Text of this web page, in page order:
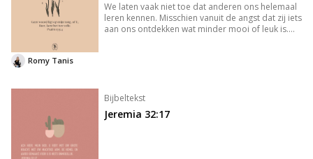
We laten vaak niet toe dat anderen ons helemaal
leren kennen. Misschien vanuit de angst dat zij iets
aan ons ontdekken wat minder mooi of leuk is.
Romy Tanis
Bijbeltekst
Jeremia 32:17